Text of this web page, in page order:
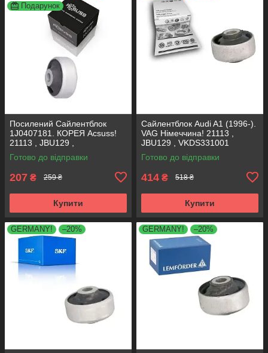
Подарунок
Посилений Сайлентблок
1J0407181. КОРЕЯ Acsuss!
21113 , JBU129 ,
VKDS331001
Готово до відправки
207 ₴ 259 ₴
Купити
Сайлентблок Audi A1 (1996-).
VAG Німеччина! 21113 ,
JBU129 , VKDS331001
Готово до відправки
414 ₴ 518 ₴
Купити
GERMANY! –20% GERMANY! –20%